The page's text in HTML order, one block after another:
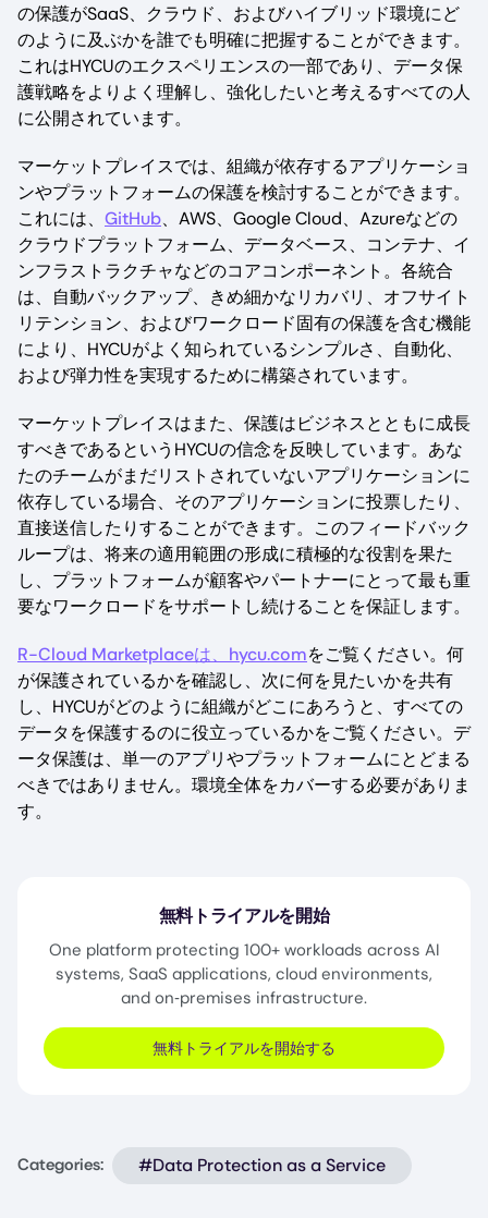
の保護がSaaS、クラウド、およびハイブリッド環境にど
のように及ぶかを誰でも明確に把握することができます。
これはHYCUのエクスペリエンスの一部であり、データ保
護戦略をよりよく理解し、強化したいと考えるすべての人
に公開されています。
マーケットプレイスでは、組織が依存するアプリケーショ
ンやプラットフォームの保護を検討することができます。
これには、 GitHub、AWS、Google Cloud、Azureなどの
クラウドプラットフォーム、データベース、コンテナ、イ
ンフラストラクチャなどのコアコンポーネント。各統合
は、自動バックアップ、きめ細かなリカバリ、オフサイト
リテンション、およびワークロード固有の保護を含む機能
により、HYCUがよく知られているシンプルさ、自動化、
および弾力性を実現するために構築されています。
マーケットプレイスはまた、保護はビジネスとともに成長
すべきであるというHYCUの信念を反映しています。あな
たのチームがまだリストされていないアプリケーションに
依存している場合、そのアプリケーションに投票したり、
直接送信したりすることができます。このフィードバック
ループは、将来の適用範囲の形成に積極的な役割を果た
し、プラットフォームが顧客やパートナーにとって最も重
要なワークロードをサポートし続けることを保証します。
R-Cloud Marketplaceは、hycu.comをご覧ください。何
が保護されているかを確認し、次に何を見たいかを共有
し、HYCUがどのように組織がどこにあろうと、すべての
データを保護するのに役立っているかをご覧ください。デ
ータ保護は、単一のアプリやプラットフォームにとどまる
べきではありません。環境全体をカバーする必要がありま
す。
無料トライアルを開始
One platform protecting 100+ workloads across AI
systems, SaaS applications, cloud environments,
and on‑premises infrastructure.
無料トライアルを開始する
Categories: #Data Protection as a Service